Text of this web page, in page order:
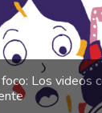
Los videos